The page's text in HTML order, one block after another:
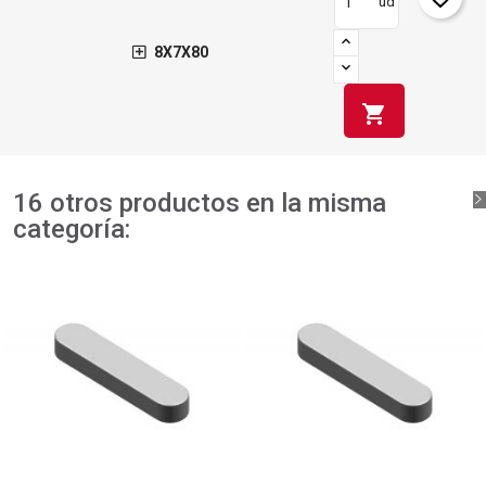
8X7X80
shopping_cart
16 otros productos en la misma
categoría: